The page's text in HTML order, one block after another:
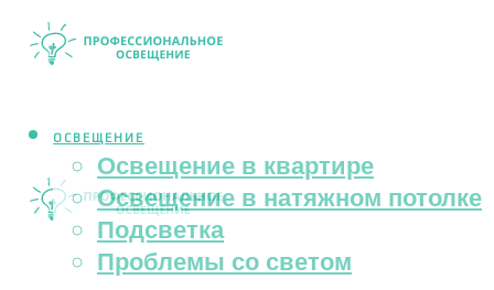
ОСВЕЩЕНИЕ
Освещение в квартире
Освещение в натяжном потолке
Подсветка
Проблемы со светом